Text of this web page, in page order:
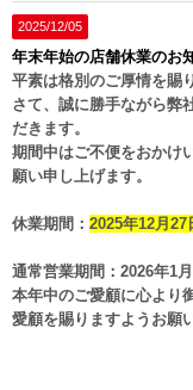
2025/12/05
年末年始の店舗休業のお
平素は格別のご厚情を賜
さて、誠に勝手ながら弊
だきます。
期間中はご不便をおかけ
願い申し上げます。
休業期間： 2025年12月27
通常営業期間：2026年1
本年中のご愛顧に心より
愛顧を賜りますようお願